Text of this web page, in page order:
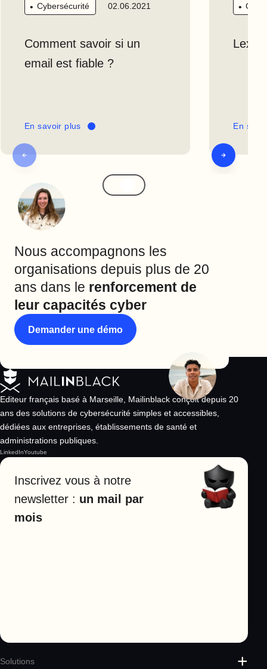
Cybersécurité 02.06.2021
Comment savoir si un
email est fiable ?
En savoir plus En
Nous accompagnons les
organisations depuis plus de 20
ans dans le renforcement de
leur capacités cyber
Demander une démo
Editeur français basé à Marseille, Mailinblack conçoit depuis 20
ans des solutions de cybersécurité simples et accessibles,
dédiées aux entreprises, établissements de santé et
administrations publiques.
LinkedInYoutube
Solutions
Inscrivez vous à notre
newsletter : un mail par
mois